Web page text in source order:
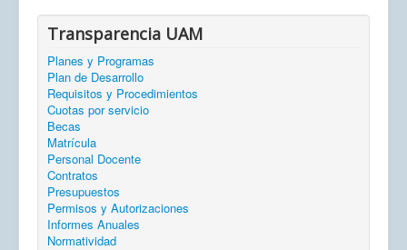
Transparencia UAM
Planes y Programas
Plan de Desarrollo
Requisitos y Procedimientos
Cuotas por servicio
Becas
Matrícula
Personal Docente
Contratos
Presupuestos
Permisos y Autorizaciones
Informes Anuales
Normatividad